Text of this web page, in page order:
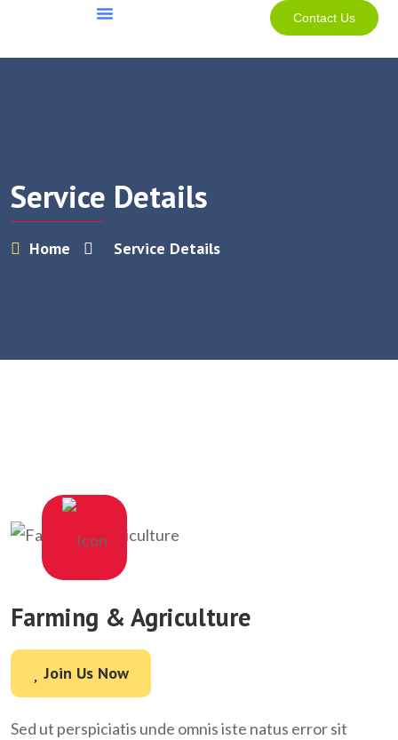
Contact Us
Service Details
Home Service Details
Farming & Agriculture
Join Us Now
Join Us Now
Sed ut perspiciatis unde omnis iste natus error sit